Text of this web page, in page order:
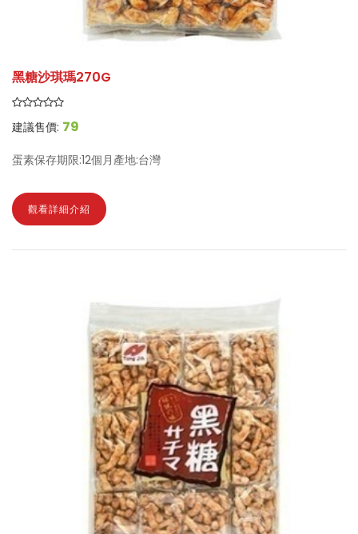
黑糖沙琪瑪270G
建議售價: 79
蛋素保存期限:12個月產地:台灣
觀看詳細介紹